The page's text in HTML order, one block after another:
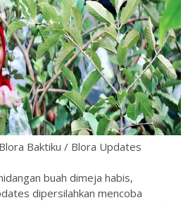
Baktiku / Blora Updates
buah dimeja habis,
dipersilahkan mencoba